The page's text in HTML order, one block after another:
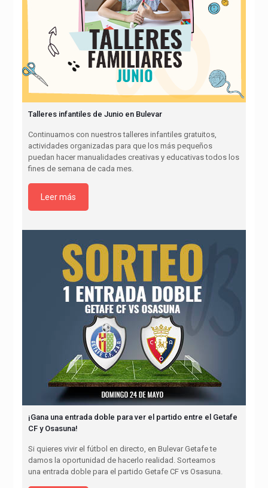
Talleres infantiles de Junio en Bulevar
Continuamos con nuestros talleres infantiles gratuitos,
actividades organizadas para que los más pequeños
puedan hacer manualidades creativas y educativas todos los
fines de semana de cada mes.
Leer más
¡Gana una entrada doble para ver el partido entre el Getafe
CF y Osasuna!
Si quieres vivir el fútbol en directo, en Bulevar Getafe te
damos la oportunidad de hacerlo realidad. Sorteamos
una entrada doble para el partido Getafe CF vs Osasuna.